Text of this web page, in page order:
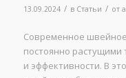
13.09.2024 / в Статьи / от
Современное швейное
постоянно растущими
и эффективности. В